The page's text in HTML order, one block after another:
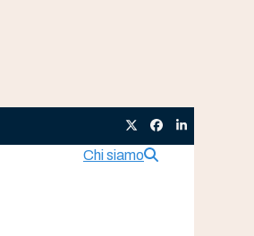
TwitterFacebook
LinkedIn
Chi siamo